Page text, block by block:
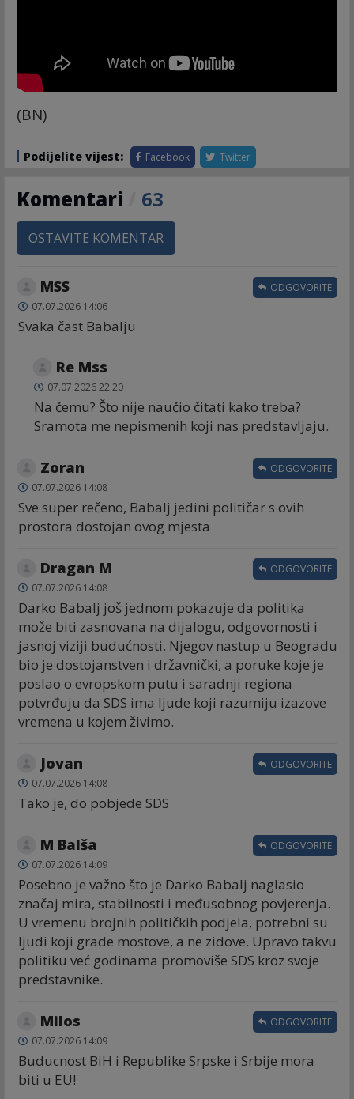
(BN)
Podijelite vijest: Facebook Twitter
Komentari 63
OSTAVITE KOMENTAR
MSS
07.07.2026 14:06
Svaka čast Babalju
ODGOVORITE
Re Mss
07.07.2026 22:20
Na čemu? Što nije naučio čitati kako treba?
Sramota me nepismenih koji nas predstavljaju.
Zoran
07.07.2026 14:08
Sve super rečeno, Babalj jedini političar s ovih
prostora dostojan ovog mjesta
ODGOVORITE
Dragan M
07.07.2026 14:08
Darko Babalj još jednom pokazuje da politika
može biti zasnovana na dijalogu, odgovornosti i
jasnoj viziji budućnosti. Njegov nastup u Beogradu
bio je dostojanstven i državnički, a poruke koje je
poslao o evropskom putu i saradnji regiona
potvrđuju da SDS ima ljude koji razumiju izazove
vremena u kojem živimo.
ODGOVORITE
Jovan
07.07.2026 14:08
Tako je, do pobjede SDS
ODGOVORITE
M Balša
07.07.2026 14:09
Posebno je važno što je Darko Babalj naglasio
značaj mira, stabilnosti i međusobnog povjerenja.
U vremenu brojnih političkih podjela, potrebni su
ljudi koji grade mostove, a ne zidove. Upravo takvu
politiku već godinama promoviše SDS kroz svoje
predstavnike.
ODGOVORITE
Milos
07.07.2026 14:09
Buducnost BiH i Republike Srpske i Srbije mora
biti u EU!
ODGOVORITE